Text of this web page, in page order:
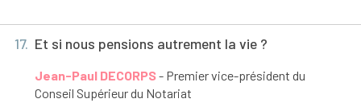
17. Et si nous pensions autrement la vie ?
Jean-Paul DECORPS- Premier vice-président du
Conseil Supérieur du Notariat